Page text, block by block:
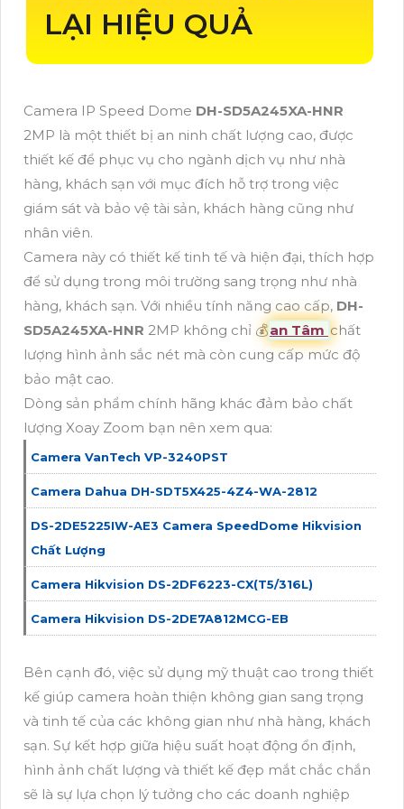
LẠI HIỆU QUẢ
Camera IP Speed Dome DH-SD5A245XA-HNR
2MP là một thiết bị an ninh chất lượng cao, được
thiết kế để phục vụ cho ngành dịch vụ như nhà
hàng, khách sạn với mục đích hỗ trợ trong việc
giám sát và bảo vệ tài sản, khách hàng cũng như
nhân viên.
Camera này có thiết kế tinh tế và hiện đại, thích hợp
để sử dụng trong môi trường sang trọng như nhà
hàng, khách sạn. Với nhiều tính năng cao cấp, DH-
SD5A245XA-HNR 2MP không chỉ 💰an Tâm chất
lượng hình ảnh sắc nét mà còn cung cấp mức độ
bảo mật cao.
Dòng sản phẩm chính hãng khác đảm bảo chất
lượng Xoay Zoom bạn nên xem qua:
Camera VanTech VP-3240PST
Camera Dahua DH-SDT5X425-4Z4-WA-2812
DS-2DE5225IW-AE3 Camera SpeedDome Hikvision
Chất Lượng
Camera Hikvision DS-2DF6223-CX(T5/316L)
Camera Hikvision DS-2DE7A812MCG-EB
Bên cạnh đó, việc sử dụng mỹ thuật cao trong thiết
kế giúp camera hoàn thiện không gian sang trọng
và tinh tế của các không gian như nhà hàng, khách
sạn. Sự kết hợp giữa hiệu suất hoạt động ổn định,
hình ảnh chất lượng và thiết kế đẹp mắt chắc chắn
sẽ là sự lựa chọn lý tưởng cho các doanh nghiệp